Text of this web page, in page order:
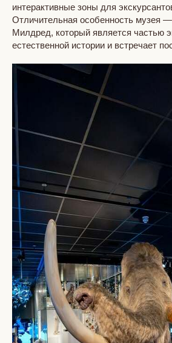
интерактивные зоны для
Отличительная особенность музея
Милдред, который является частью
естественной истории и встречает